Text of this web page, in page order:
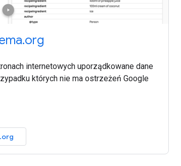
internetowych uporządkowane dane
których nie ma ostrzeżeń Google